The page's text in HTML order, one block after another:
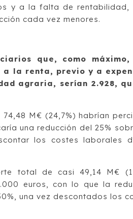
y a la falta de rentabilidad,
cada vez menores.
que, como
la renta, previo y a
agraria, serían 2.928,
M€ (24,7%) habrían
una reducción del 25%
los costes laborales
total de casi 49,14 M€
euros, con lo que la
una vez descontados los